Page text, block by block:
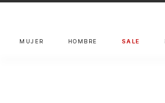
MUJER HOMBRE SALE